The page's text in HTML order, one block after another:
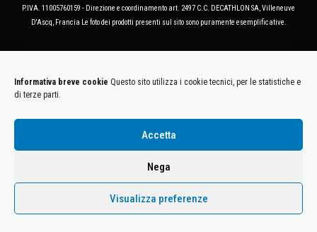
Informativa breve cookie Questo sito utilizza i cookie tecnici, per le statistiche e
di terze parti.
Accetta
Nega
Visualizza preferenze
P.IVA. 11005760159 - Direzione e coordinamento art. 2497 C.C. DECATHLON SA, Villeneuve
D'Ascq, Francia Le foto dei prodotti presenti sul sito sono puramente esemplificative.